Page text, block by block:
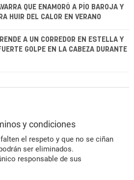
QUE ENAMORÓ A PÍO BAROJA Y
HUIR DEL CALOR EN VERANO
A UN CORREDOR EN ESTELLA Y
GOLPE EN LA CABEZA DURANTE
y condiciones
el respeto y que no se ciñan
ser eliminados.
responsable de sus